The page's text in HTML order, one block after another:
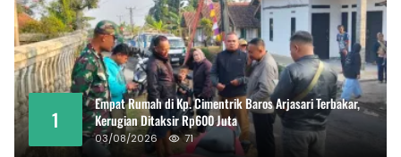
1
Empat Rumah di Kp. Cimentrik Baros Arjasari Terbakar,
Kerugian Ditaksir Rp600 Juta
03/08/2026 71